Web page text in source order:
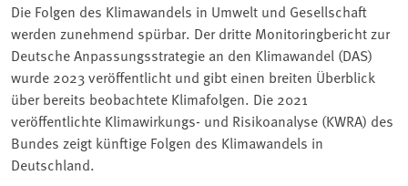
Die Folgen des Klimawandels in Umwelt und Gesellschaft
werden zunehmend spürbar. Der dritte Monitoringbericht zur
Deutsche Anpassungsstrategie an den Klimawandel (DAS)
wurde 2023 veröffentlicht und gibt einen breiten Überblick
über bereits beobachtete Klimafolgen. Die 2021
veröffentlichte Klimawirkungs- und Risikoanalyse (KWRA) des
Bundes zeigt künftige Folgen des Klimawandels in
Deutschland.